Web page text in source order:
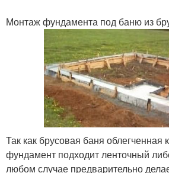
Монтаж фундамента под баню из
Так как брусовая баня облегченная
фундамент подходит ленточный
любом случае предварительно